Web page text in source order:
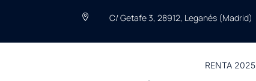
 C/ Getafe 3, 28912, Leganés (Madrid)
RENTA 2025